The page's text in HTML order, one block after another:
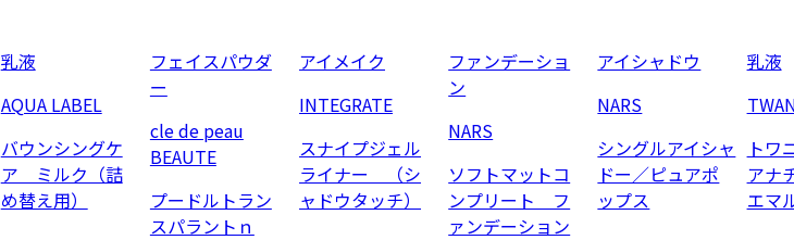
乳液
AQUA LABEL
バウンシングケ
ア ミルク（詰
め替え用）
フェイスパウダ
ー
cle de peau
BEAUTE
プードルトラン
スパラントｎ
アイメイク
INTEGRATE
スナイプジェル
ライナー （シ
ャドウタッチ）
ファンデーショ
ン
NARS
ソフトマットコ
ンプリート フ
ァンデーション
アイシャドウ
NARS
シングルアイシャ
ドー／ピュアポ
ップス
乳液
ト
アナ
エマ